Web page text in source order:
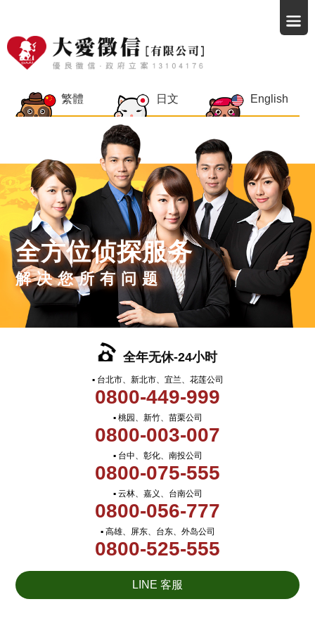
繁體 日文 English
全方位侦探服务
解决您所有问题
全年无休-24小时
▪ 台北市、新北市、宜兰、花莲公司
0800-449-999
▪ 桃园、新竹、苗栗公司
0800-003-007
▪ 台中、彰化、南投公司
0800-075-555
▪ 云林、嘉义、台南公司
0800-056-777
▪ 高雄、屏东、台东、外岛公司
0800-525-555
LINE 客服